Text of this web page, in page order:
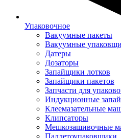
Упаковочное
Вакуумные пакеты
Вакуумные
Датеры
Дозаторы
Запайщики лотков
Запайщики пакетов
Запчасти для
Индукционные
Клеемазательные
Клипсаторы
Мешкозашивочные
Паллетоупаковщики